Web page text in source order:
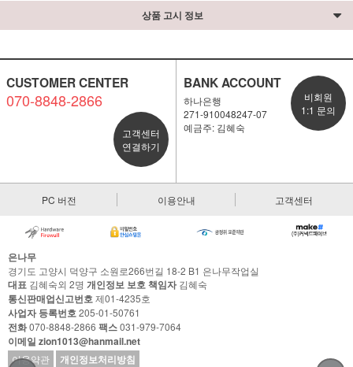
상품 고시 정보
CUSTOMER CENTER
070-8848-2866
고객센터
연결하기
BANK ACCOUNT
하나은행
271-910048247-07
예금주: 김혜숙
비회원
1:1 문의
PC 버전 이용안내 고객센터
은나무
경기도 고양시 덕양구 소원로266번길 18-2 B1 은나무작업실
대표 김혜숙외 2명 개인정보 보호 책임자김혜숙
통신판매업신고번호제01-4235호
사업자 등록번호205-01-50761
전화070-8848-2866 팩스031-979-7064
이메일 zion1013@hanmail.net
이용약관 개인정보처리방침